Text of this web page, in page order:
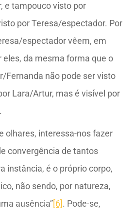
e tampouco visto por
por Teresa/espectador. Por
espectador vêem, em
eles, da mesma forma que o
Fernanda não pode ser visto
Lara/Artur, mas é visível por
olhares, interessa-nos fazer
convergência de tantos
instância, é o próprio corpo,
não sendo, por natureza,
ausência”[6]. Pode-se,